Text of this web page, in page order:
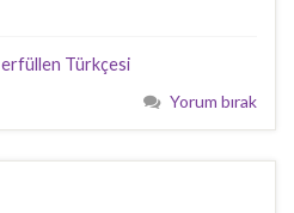
erfüllen Türkçesi
Yorum bırak